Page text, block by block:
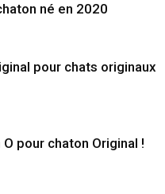
né en 2020
pour chats originaux
pour chaton Original !